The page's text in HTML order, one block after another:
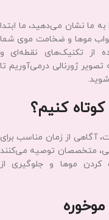
انجام می‌شود؟
مدل کوتاهی مو را
هیچ شباهتی به عکس نداشته
دارد. در این سبک، متخصص
زاویه‌شناسی دقیق، تصویر
رسیدن به آن فرم خاص، هر
لایه از مو باید با چه زاویه‌ای (صفر، ۴۵، ۹۰ یا ۱۸۰ درجه) در دست گرفته و
ما نشان می‌دهید، ما ابتدا
موها و ضخامت موی شما
از تکنیک‌های نقطه‌ای و